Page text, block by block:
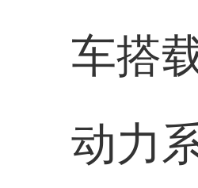
车搭
动力